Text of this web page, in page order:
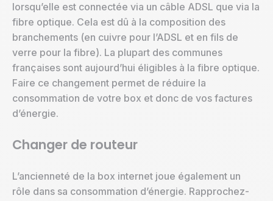
lorsqu’elle est connectée via un câble ADSL que via la
fibre optique. Cela est dû à la composition des
branchements (en cuivre pour l’ADSL et en fils de
verre pour la fibre). La plupart des communes
françaises sont aujourd’hui éligibles à la fibre optique.
Faire ce changement permet de réduire la
consommation de votre box et donc de vos factures
d’énergie.
Changer de routeur
L’ancienneté de la box internet joue également un
rôle dans sa consommation d’énergie. Rapprochez-